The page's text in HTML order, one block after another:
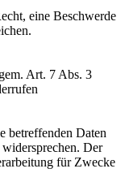
eine Beschwerde
Art. 7 Abs. 3
betreffenden Daten
Der
für Zwecke